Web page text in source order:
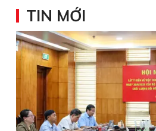
TIN MỚI